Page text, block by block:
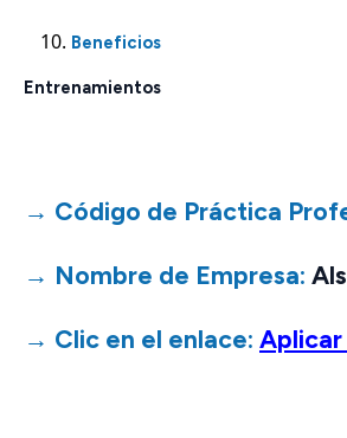
Beneficios
Entrenamientos
→ Código de Práctica
→ Nombre de Empresa:
→ Clic en el enlace: Aplicar